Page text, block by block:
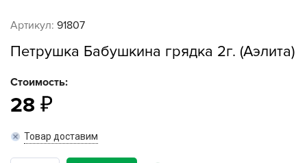
Артикул: 91807
Петрушка Бабушкина грядка 2г. (Аэлита)
Стоимость:
28
Товар доставим